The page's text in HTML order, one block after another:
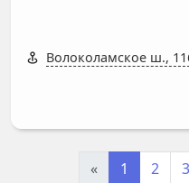
Волоколамское ш.,
« 1 2 3